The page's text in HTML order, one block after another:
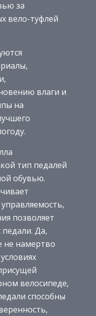
за
вело-туфлей
влаги и
на
тип педалей
обувью.
позволяет
педали. Да,
не намертво
велосипеде,
способны